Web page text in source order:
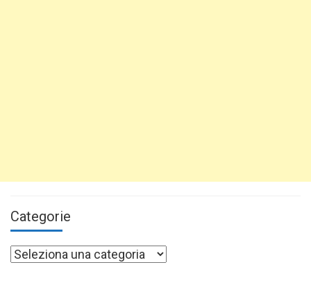
Categorie
Categorie